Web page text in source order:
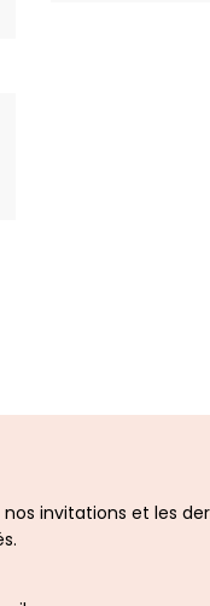
nos invitations et les